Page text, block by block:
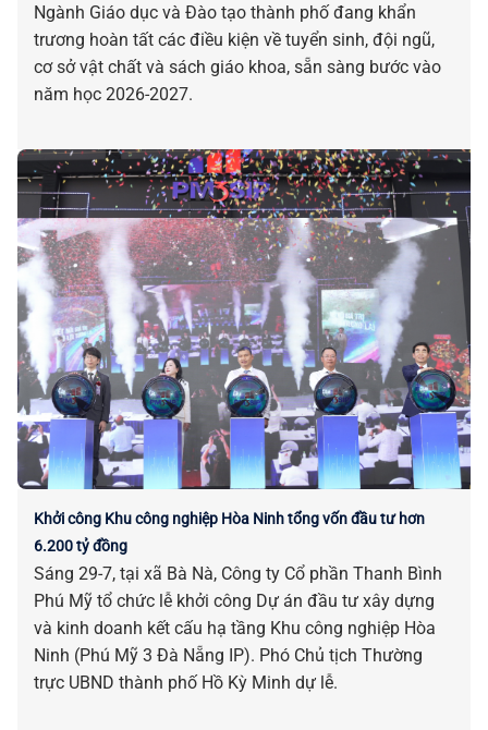
Ngành Giáo dục và Đào tạo thành phố đang khẩn
trương hoàn tất các điều kiện về tuyển sinh, đội ngũ,
cơ sở vật chất và sách giáo khoa, sẵn sàng bước vào
năm học 2026-2027.
Khởi công Khu công nghiệp Hòa Ninh tổng vốn đầu tư hơn
6.200 tỷ đồng
Sáng 29-7, tại xã Bà Nà, Công ty Cổ phần Thanh Bình
Phú Mỹ tổ chức lễ khởi công Dự án đầu tư xây dựng
và kinh doanh kết cấu hạ tầng Khu công nghiệp Hòa
Ninh (Phú Mỹ 3 Đà Nẵng IP). Phó Chủ tịch Thường
trực UBND thành phố Hồ Kỳ Minh dự lễ.